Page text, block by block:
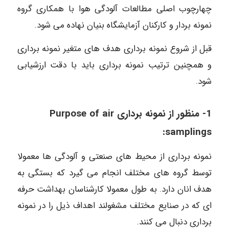
چهارچوب اصلی مطالعات آلودگی هوا با همکاری گروه
نمونه بردار و کارکنان آزمایشگاه بنیان نهاده می شود.
قبل از شروع نمونه برداری هدف های متغیر نمونه برداری
و همچنین ترتیب نمونه برداری باید با دقت ارزشیابی
شود.
1- منظور از نمونه برداری
Purpose of air
samplings
:
نمونه برداری از محیط های صنعتی و آلودگی ها معمولا
توسط گروه های مختلف انجام می گیرد که بستگی به
هدف انان دارد. به طول معمولا کارشناسان بهداشت حرفه
ای که در صنایع مختلف مشغولند اهداف ذیل را در نمونه
برداری دنبال می کنند.